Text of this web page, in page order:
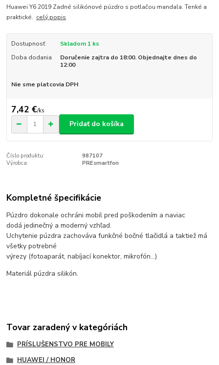
Huawei Y6 2019 Zadné silikónové púzdro s potlačou mandala. Tenké a
praktické. celý popis
Dostupnosť
Skladom 1 ks
Doba dodania
Doručenie zajtra do 18:00. Objednajte dnes do
12:00
Nie sme platcovia DPH
7,42 €/ks
Pridať do košíka
Číslo produktu:
987107
Výrobca:
PREsmartfon
Kompletné špecifikácie
Púzdro dokonale ochráni mobil pred poškodením a naviac
dodá jedinečný a moderný vzhľad.
Uchytenie púzdra zachováva funkčné bočné tlačidlá a taktiež má
všetky potrebné
výrezy (fotoaparát, nabíjací konektor, mikrofón...)
Materiál púzdra silikón.
Tovar zaradený v kategóriách
PRÍSLUŠENSTVO PRE MOBILY
HUAWEI / HONOR